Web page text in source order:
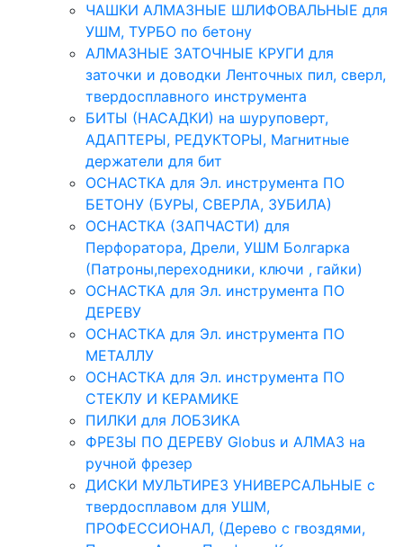
ЧАШКИ АЛМАЗНЫЕ ШЛИФОВАЛЬНЫЕ для
УШМ, ТУРБО по бетону
АЛМАЗНЫЕ ЗАТОЧНЫЕ КРУГИ для
заточки и доводки Ленточных пил, сверл,
твердосплавного инструмента
БИТЫ (НАСАДКИ) на шуруповерт,
АДАПТЕРЫ, РЕДУКТОРЫ, Магнитные
держатели для бит
ОСНАСТКА для Эл. инструмента ПО
БЕТОНУ (БУРЫ, СВЕРЛА, ЗУБИЛА)
ОСНАСТКА (ЗАПЧАСТИ) для
Перфоратора, Дрели, УШМ Болгарка
(Патроны,переходники, ключи , гайки)
ОСНАСТКА для Эл. инструмента ПО
ДЕРЕВУ
ОСНАСТКА для Эл. инструмента ПО
МЕТАЛЛУ
ОСНАСТКА для Эл. инструмента ПО
СТЕКЛУ И КЕРАМИКЕ
ПИЛКИ для ЛОБЗИКА
ФРЕЗЫ ПО ДЕРЕВУ Globus и АЛМАЗ на
ручной фрезер
ДИСКИ МУЛЬТИРЕЗ УНИВЕРСАЛЬНЫЕ с
твердосплавом для УШМ,
ПРОФЕССИОНАЛ, (Дерево с гвоздями,